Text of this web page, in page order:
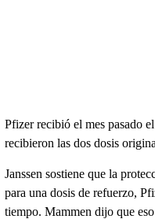
Pfizer recibió el mes pasado
recibieron las dos dosis
Janssen sostiene que la
para una dosis de refuerzo,
tiempo. Mammen dijo que